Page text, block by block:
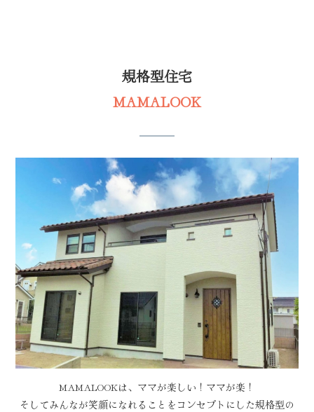
規格型住宅
MAMALOOK
MAMALOOKは、ママが楽しい！ママが楽！
そしてみんなが笑顔になれることをコンセプトにした規格型の